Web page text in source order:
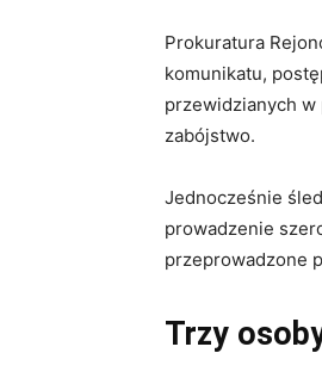
Prokuratura
komunikatu,
przewidzianych w
zabójstwo.
Jednocześnie
prowadzenie
przeprowadzone
Trzy